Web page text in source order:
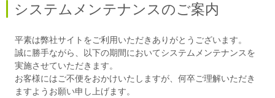
システムメンテナンスのご案内
平素は弊社サイトをご利用いただきありがとうございます。
誠に勝手ながら、以下の期間においてシステムメンテナンスを
実施させていただきます。
お客様にはご不便をおかけいたしますが、何卒ご理解いただき
ますようお願い申し上げます。